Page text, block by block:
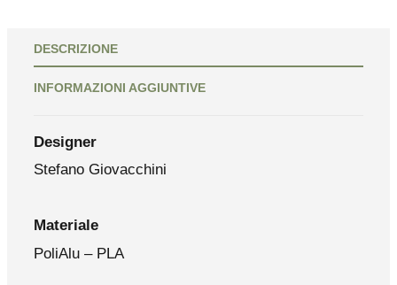
DESCRIZIONE
INFORMAZIONI AGGIUNTIVE
Designer
Stefano Giovacchini
Materiale
PoliAlu – PLA